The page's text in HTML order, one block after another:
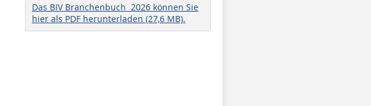
Das BIV Branchenbuch 2026 können Sie
hier als PDF herunterladen (27,6 MB).